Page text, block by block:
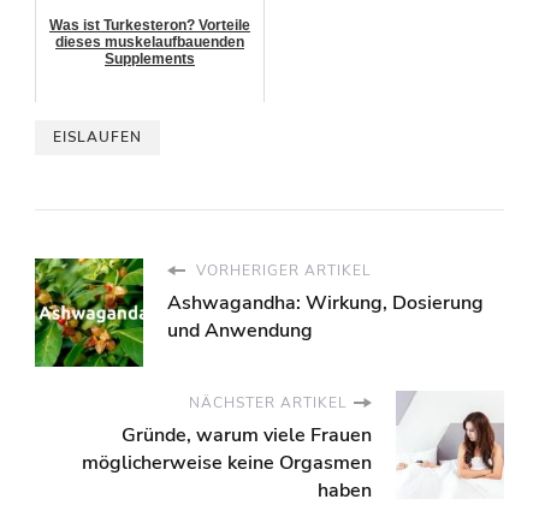
Was ist Turkesteron? Vorteile
dieses muskelaufbauenden
Supplements
EISLAUFEN
VORHERIGER ARTIKEL
Ashwagandha: Wirkung, Dosierung
und Anwendung
NÄCHSTER ARTIKEL
Gründe, warum viele Frauen
möglicherweise keine Orgasmen
haben